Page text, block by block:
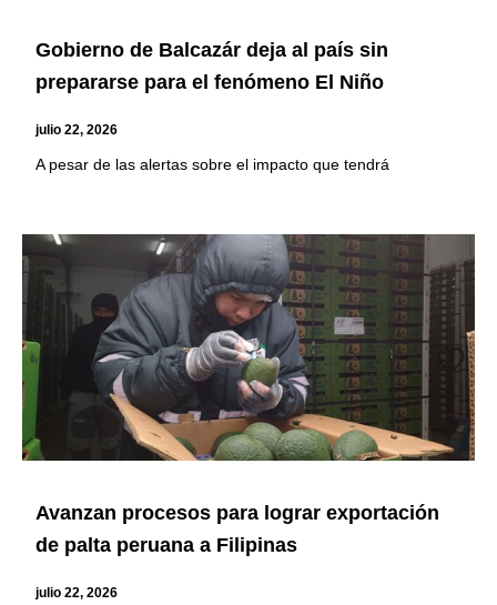
Gobierno de Balcazár deja al país sin
prepararse para el fenómeno El Niño
julio 22, 2026
A pesar de las alertas sobre el impacto que tendrá
Avanzan procesos para lograr exportación
de palta peruana a Filipinas
julio 22, 2026